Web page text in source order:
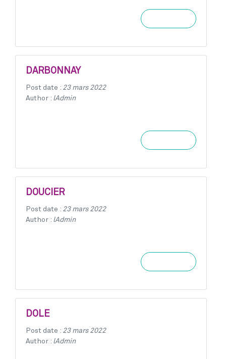
DARBONNAY
Post date : 23 mars 2022
Author : lAdmin
DOUCIER
Post date : 23 mars 2022
Author : lAdmin
DOLE
Post date : 23 mars 2022
Author : lAdmin